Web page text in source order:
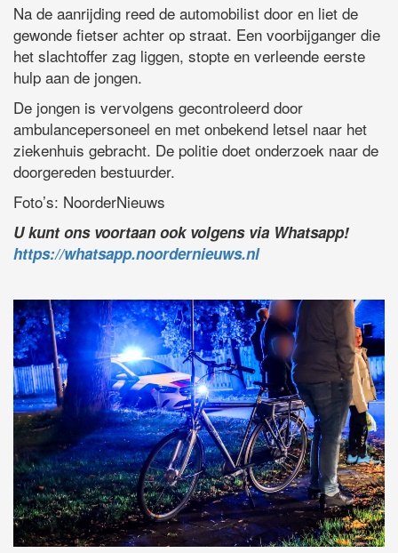
Na de aanrijding reed de automobilist door en liet de
gewonde fietser achter op straat. Een voorbijganger die
het slachtoffer zag liggen, stopte en verleende eerste
hulp aan de jongen.
De jongen is vervolgens gecontroleerd door
ambulancepersoneel en met onbekend letsel naar het
ziekenhuis gebracht. De politie doet onderzoek naar de
doorgereden bestuurder.
Foto’s: NoorderNieuws
U kunt ons voortaan ook volgens via Whatsapp!
https://whatsapp.noordernieuws.nl